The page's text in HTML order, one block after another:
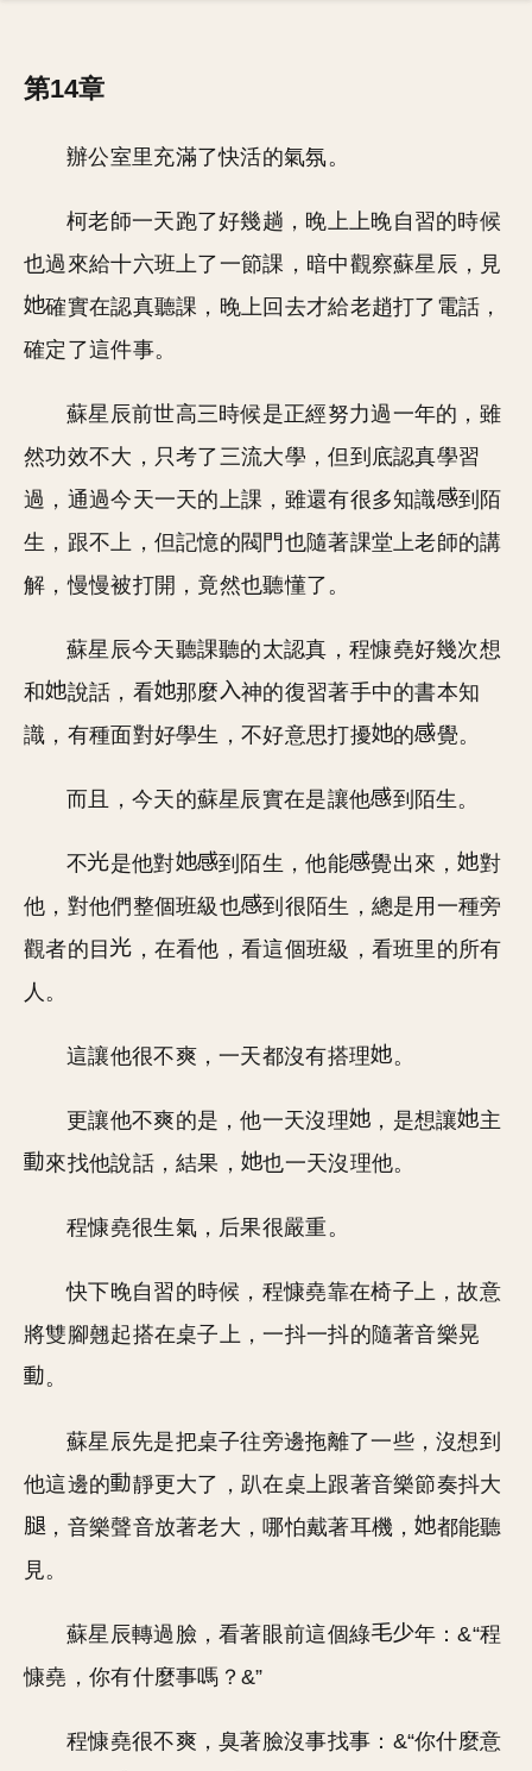
第14章
辦公室里充滿了快活的氣氛。
柯老師一天跑了好幾趟，晚上上晚自習的時候
也過來給十六班上了一節課，暗中觀察蘇星辰，見
確實在認真聽課，晚上回去才給老趙打了電話，
確定了這件事。
蘇星辰前世高三時候是正經努力過一年的，雖
然功效不大，只考了三流大學，但到底認真學習
過，通過今天一天的上課，雖還有很多知識
到陌
生，跟不上，但記憶的閥門也隨著課堂上老師的講
解，慢慢被打開，竟然也聽懂了。
蘇星辰今天聽課聽的太認真，程慷堯好幾次想
和
說話，看 那麼
神的復習著手中的書本知
識，有種面對好學生，不好意思打擾
的 覺。
而且，今天的蘇星辰實在是讓他 到陌生。
不 是他對 到陌生，他能 覺出來，
對
他，對他們整個班級也
到很陌生，總是用一種旁
觀者的目
，在看他，看這個班級，看班里的所有
人。
這讓他很不爽，一天都沒有搭理 。
更讓他不爽的是，他一天沒理 ，是想讓
主
來找他說話，結果，
也一天沒理他。
程慷堯很生氣，后果很嚴重。
快下晚自習的時候，程慷堯靠在椅子上，故意
將雙腳翹起搭在桌子上，一抖一抖的隨著音樂晃
。
蘇星辰先是把桌子往旁邊拖離了一些，沒想到
他這邊的
靜更大了，趴在桌上跟著音樂節奏抖大
，音樂聲音放著老大，哪怕戴著耳機，
都能聽
見。
蘇星辰轉過臉，看著眼前這個綠
年：&“程
慷堯，你有什麼事嗎？&”
程慷堯很不爽，臭著臉沒事找事：&“你什麼意